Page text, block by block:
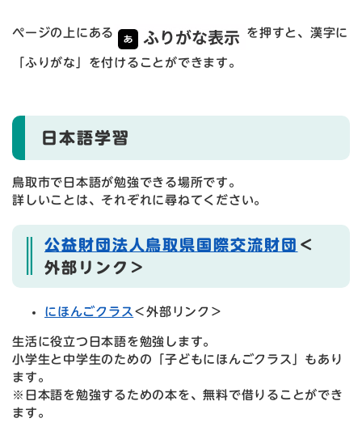
ページの上にある を押すと、漢字に
「ふりがな」を付けることができます。
日本語学習
鳥取市で日本語が勉強できる場所です。
詳しいことは、それぞれに尋ねてください。
公益財団法人鳥取県国際交流財団 ＜
外部リンク＞
にほんごクラス ＜外部リンク＞
生活に役立つ日本語を勉強します。
小学生と中学生のための「子どもにほんごクラス」もあり
ます。
※日本語を勉強するための本を、無料で借りることができ
ます。